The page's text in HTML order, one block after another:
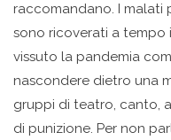
raccomandano. I malati
sono ricoverati a
vissuto la pandemia
nascondere dietro una
gruppi di teatro, canto,
di punizione. Per non